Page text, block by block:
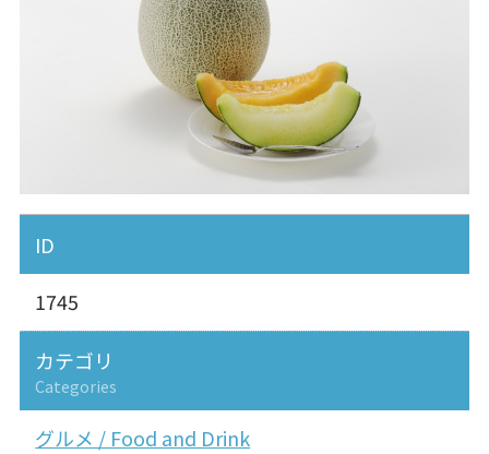
ID
1745
カテゴリ
Categories
グルメ / Food and Drink